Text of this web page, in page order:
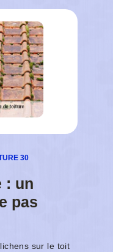
30
: un
pas
sur le toit